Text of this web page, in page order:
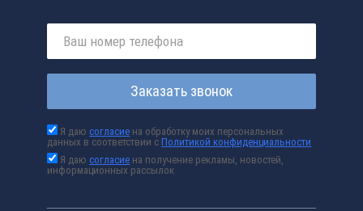
Заказать звонок
Я даюсогласие на обработку моих персональных
данных в соответствии сПолитикой конфиденциальности
Я даюсогласие на получение рекламы, новостей,
информационных рассылок